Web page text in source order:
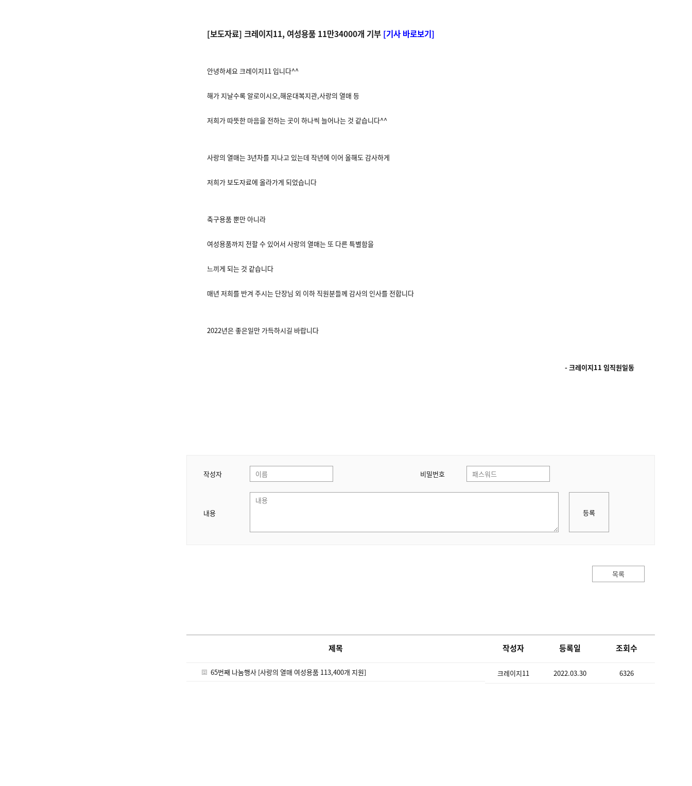
[보도자료] 크레이지11, 여성용품 11만34000개 기부 [기사 바로보기]
안녕하세요 크레이지11 입니다^^
해가 지날수록 알로이시오,해운대복지관,사랑의 열매 등
저희가 따뜻한 마음을 전하는 곳이 하나씩 늘어나는 것 같습니다^^
사랑의 열매는 3년차를 지나고 있는데 작년에 이어 올해도 감사하게
저희가 보도자료에 올라가게 되었습니다
축구용품 뿐만 아니라
여성용품까지 전할 수 있어서 사랑의 열매는 또 다른 특별함을
느끼게 되는 것 같습니다
매년 저희를 반겨 주시는 단장님 외 이하 직원분들께 감사의 인사를 전합니다
2022년은 좋은일만 가득하시길 바랍니다
- 크레이지11 임직원일동
작성자 비밀번호
내용 등록
목록
제목 작성자 등록일 조회수
65번째 나눔행사 [사랑의 열매 여성용품 113,400개 지원] 크레이지11 2022.03.30 6326